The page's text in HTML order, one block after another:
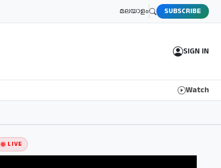
മലയാളം SUBSCRIBE
SIGN IN
Watch
LIVE